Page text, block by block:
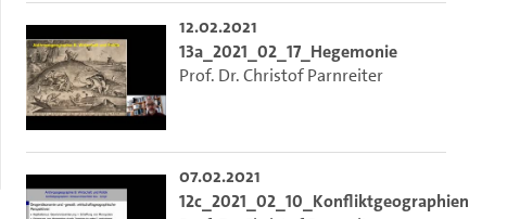
12.02.2021
13a_2021_02_17_Hegemonie
Prof. Dr. Christof Parnreiter
07.02.2021
12c_2021_02_10_Konfliktgeographien